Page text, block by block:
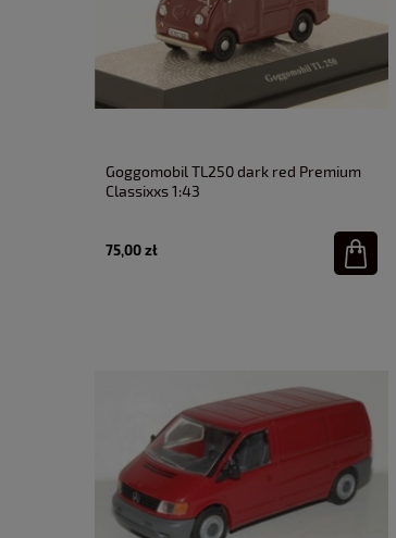
Goggomobil TL250 dark red Premium
Classixxs 1:43
75,00 zł